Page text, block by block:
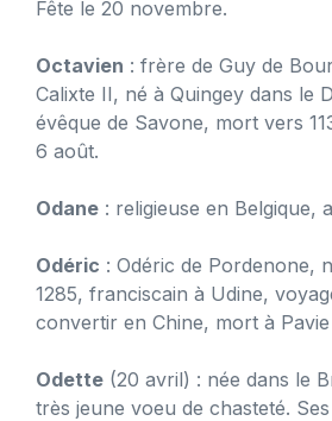
Fête le 20 novembre.
Octavien : frère de Guy de
Calixte II, né à Quingey dans le
évêque de Savone, mort vers
6 août.
Odane : religieuse en Belgique,
Odéric : Odéric de Pordenone,
1285, franciscain à Udine,
convertir en Chine, mort à Pavie
Odette (20 avril) : née dans le
très jeune voeu de chasteté.